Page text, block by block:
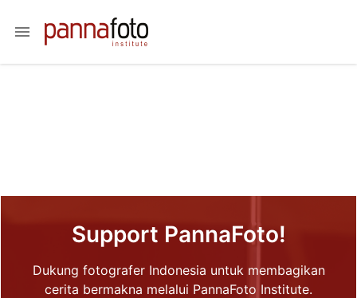
menu
Support PannaFoto!
Dukung fotografer Indonesia untuk membagikan
cerita bermakna melalui PannaFoto Institute.